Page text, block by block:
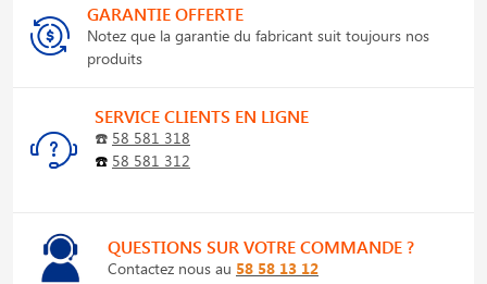
GARANTIE OFFERTE
Notez que la garantie du fabricant suit toujours nos
produits
SERVICE CLIENTS EN LIGNE
☎️ 58 581 318
☎️ 58 581 312
QUESTIONS SUR VOTRE COMMANDE ?
Contactez nous au 58 58 13 12